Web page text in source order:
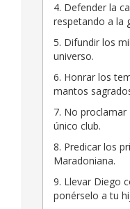
4. Defender la
respetando a la
5. Difundir los
universo.
6. Honrar los
mantos
7. No
único club.
8. Predicar los
Maradoniana.
9. Llevar Diego
ponérselo a tu